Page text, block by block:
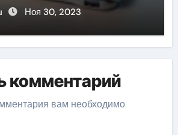
Ноя 30, 2023
комментарий
вам необходимо